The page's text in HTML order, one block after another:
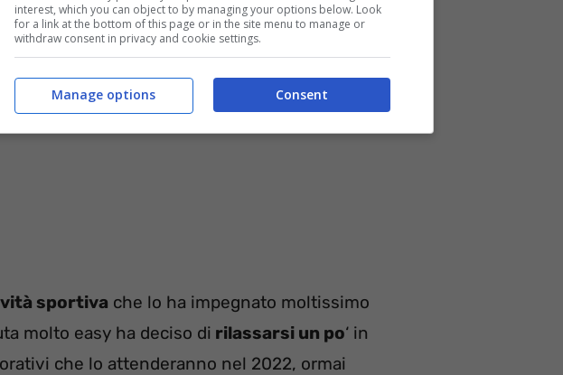
nella sua Liguria
sportiva che lo ha impegnato moltissimo
molto easy ha deciso di rilassarsi un po‘ in
che lo attenderanno nel 2022, ormai
interest, which you can object to by managing your options below. Look
for a link at the bottom of this page or in the site menu to manage or
withdraw consent in privacy and cookie settings.
Consent
Manage options